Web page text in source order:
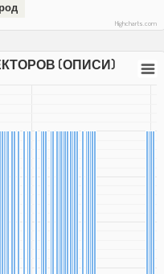
Highcharts.com
(ОПИСИ)